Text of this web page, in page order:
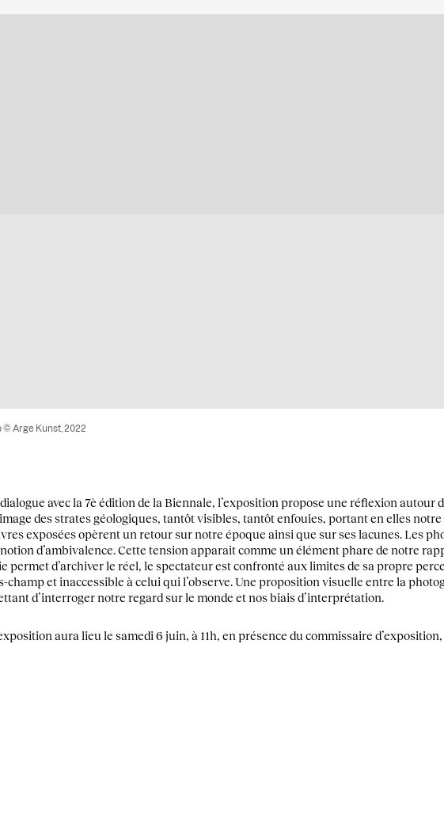
© Arge Kunst, 2022
avec la 7è édition de la Biennale, l’exposition propose une réflexion autour
des strates géologiques, tantôt visibles, tantôt enfouies, portant en elles
exposées opèrent un retour sur notre époque ainsi que sur ses lacunes. Les
d’ambivalence. Cette tension apparait comme un élément phare de notre
permet d’archiver le réel, le spectateur est confronté aux limites de sa propre
champ et inaccessible à celui qui l’observe. Une proposition visuelle entre la
d’interroger notre regard sur le monde et nos biais d’interprétation.
aura lieu le samedi 6 juin, à 11h, en présence du commissaire